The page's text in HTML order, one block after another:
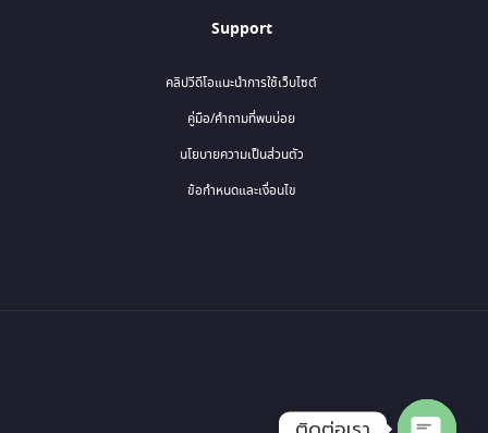
Support
คลิปวีดีโอแนะนำการใช้เว็บไซต์
คู่มือ/คำถามที่พบบ่อย
นโยบายความเป็นส่วนตัว
ข้อกำหนดและเงื่อนไข